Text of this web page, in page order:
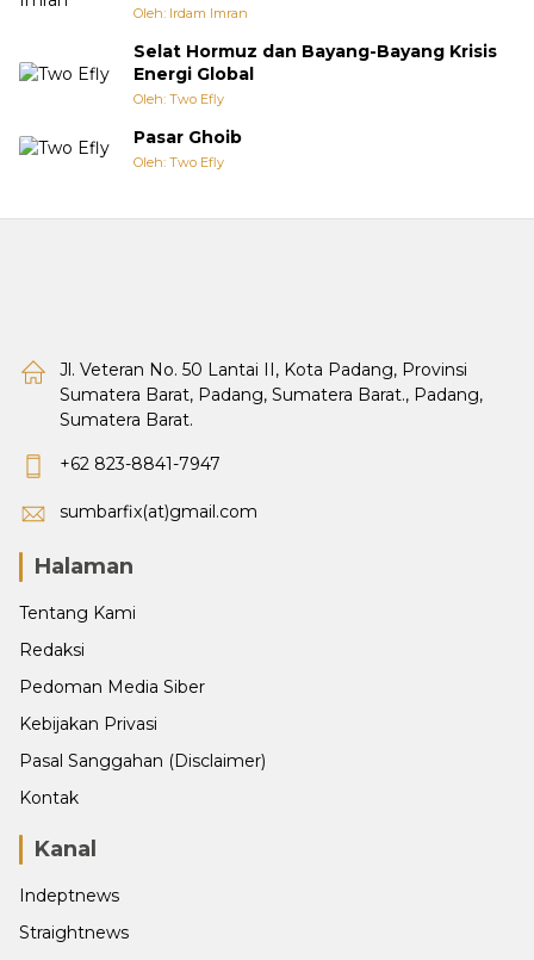
Oleh: Irdam Imran
Selat Hormuz dan Bayang-Bayang Krisis
Energi Global
Oleh: Two Efly
Pasar Ghoib
Oleh: Two Efly
Jl. Veteran No. 50 Lantai II, Kota Padang, Provinsi
Sumatera Barat, Padang, Sumatera Barat., Padang,
Sumatera Barat.
+62 823-8841-7947
sumbarfix(at)gmail.com
Halaman
Tentang Kami
Redaksi
Pedoman Media Siber
Kebijakan Privasi
Pasal Sanggahan (Disclaimer)
Kontak
Kanal
Indeptnews
Straightnews